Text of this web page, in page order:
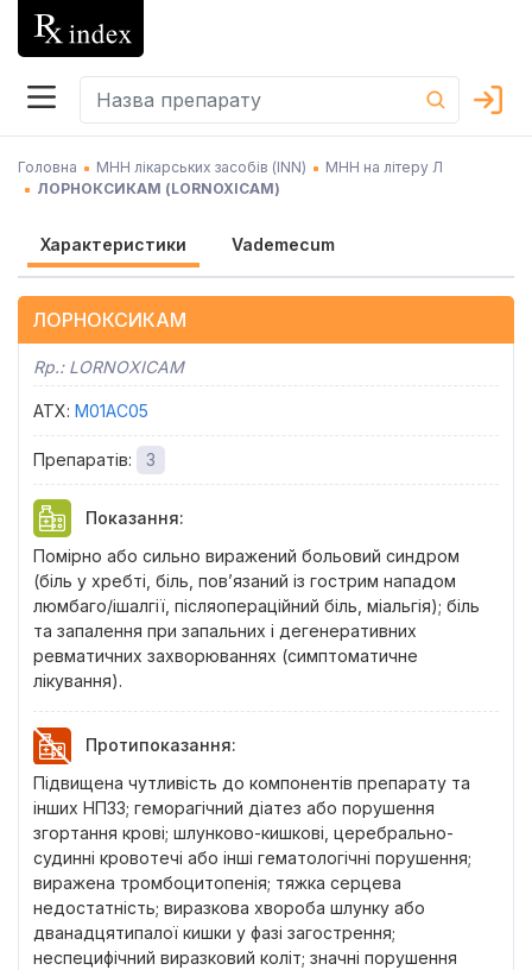
Головна МНН лікарських засобів (INN)
МНН на літеру Л
ЛОРНОКСИКАМ (LORNOXICAM)
Характеристики Vademecum
ЛОРНОКСИКАМ
Rp.: LORNOXICAM
АТХ: M01AC05
Препаратів: 3
Показання:
Помірно або сильно виражений больовий синдром
(біль у хребті, біль, пов’язаний із гострим нападом
люмбаго/ішалгії, післяопераційний біль, міальгія); біль
та запалення при запальних і дегенеративних
ревматичних захворюваннях (симптоматичне
лікування).
Протипоказання:
Підвищена чутливість до компонентів препарату та
інших НПЗЗ; геморагічний діатез або порушення
згортання крові; шлунково-кишкові, церебрально-
судинні кровотечі або інші гематологічні порушення;
виражена тромбоцитопенія; тяжка серцева
недостатність; виразкова хвороба шлунку або
дванадцятипалої кишки у фазі загострення;
неспецифічний виразковий коліт; значні порушення